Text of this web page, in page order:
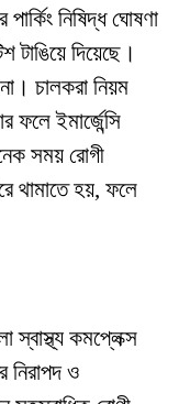
নিষিদ্ধ ঘোষণা
টাঙিয়ে দিয়েছে।
চালকরা নিয়ম
ফলে ইমার্জেন্সি
সময় রোগী
থামাতে হয়, ফলে
স্বাস্থ্য কমপ্লেক্স
নিরাপদ ও